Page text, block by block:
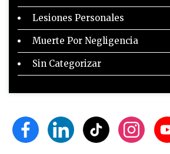
Lesiones Personales
Muerte Por Negligencia
Sin Categorizar